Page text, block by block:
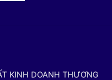
KINH DOANH THƯƠNG